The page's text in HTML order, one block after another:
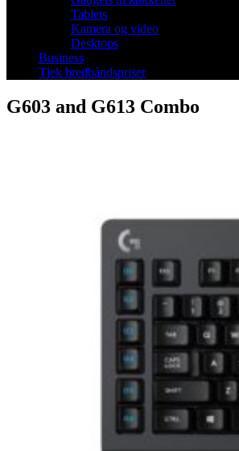
Tablets
Kamera og video
Desktops
Business
Tjek bredbåndspriser
G603 and G613 Combo